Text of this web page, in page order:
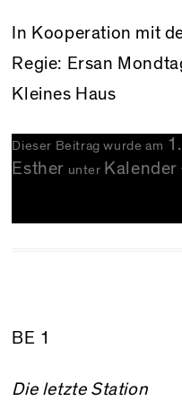
In Kooperation mit
Regie: Ersan
Kleines Haus
Dieser Beitrag wurde am
Esther unter Kalender
BE 1
Die letzte Station